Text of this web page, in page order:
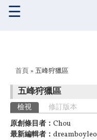
☰
您在這裡
首頁 » 五峰狩獵區
五峰狩獵區
主要索引標籤
檢視 (作用中頁籤)
修訂版本
原創條目者： Chou
最新編輯者： dreamboyleo